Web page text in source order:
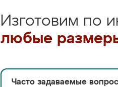
Изготовим по
любые
Часто задаваемые